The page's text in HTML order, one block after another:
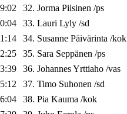
32. Jorma Piisinen /ps
33. Lauri Lyly /sd
34. Susanne Päivärinta /kok
35. Sara Seppänen /ps
36. JohannesYrttiaho /vas
37. Timo Suhonen /sd
38. Pia Kauma /kok